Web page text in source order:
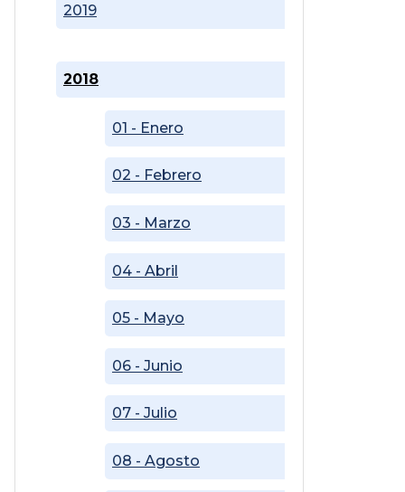
2018
01 - Enero
02 - Febrero
03 - Marzo
04 - Abril
05 - Mayo
06 - Junio
07 - Julio
08 - Agosto
2019